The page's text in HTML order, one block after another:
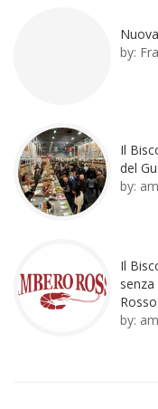
by:
Il
del
by:
Il
Rosso
by: